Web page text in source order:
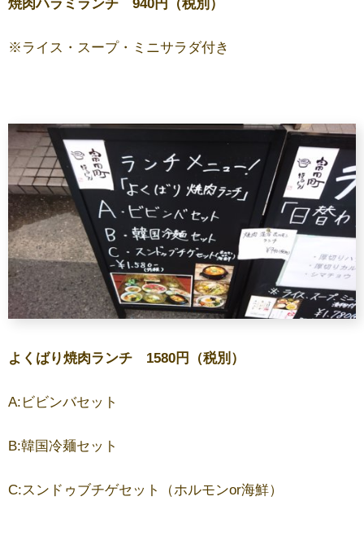
焼肉ハラミランチ 940円（税別）
※ライス・スープ・ミニサラダ付き
よくばり焼肉ランチ 1580円（税別）
A:ビビンバセット
B:韓国冷麺セット
C:スンドゥブチゲセット（ホルモンor海鮮）